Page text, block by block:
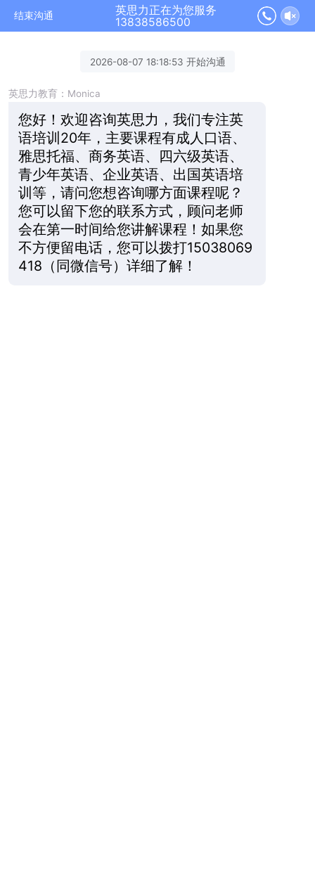
结束沟通
英思力正在为您服务
13838586500
2026-08-07 18:18:53 开始沟通
英思力教育：Monica
您好！欢迎咨询英思力，我们专注英
语培训20年，主要课程有成人口语、
雅思托福、商务英语、四六级英语、
青少年英语、企业英语、出国英语培
训等，请问您想咨询哪方面课程呢？
您可以留下您的联系方式，顾问老师
会在第一时间给您讲解课程！如果您
不方便留电话，您可以拨打15038069
418（同微信号）详细了解！